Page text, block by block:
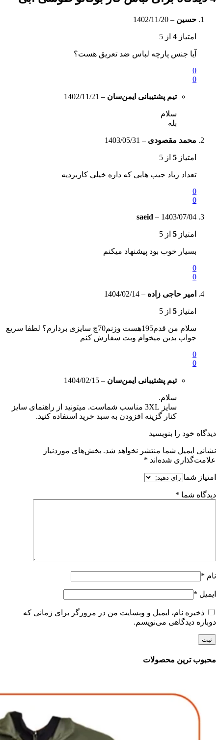
حسین –
1402/11/20
امتیاز 4 از 5
آیا جنس پارچه لباس ضد تعریق هست؟
0
0
تیم پشتیبانی ایمن‌سان –
1402/11/21
سلام
بله
محمد مقصودی –
1403/05/31
امتیاز 5 از 5
تعداد زیاد جیب هایی که داره خیلی کاربردیه
0
0
saeid – 1403/07/04
امتیاز 5 از 5
بسیار خوب بود پیشنهاد میکنم
0
0
امیر حاجی زاده –
1404/02/14
امتیاز 5 از 5
سلام من قدم195هست وزنم70چ سایزی بردارم؟ لطفا سریع
جواب بدین میخوام وبت سفارش کنم
0
0
تیم پشتیبانی ایمن‌سان –
1404/02/15
سلام.
سایز 3XL مناسب شماست. میتونید از راهنمای سایز
کنار گزینه افزودن به سبد خرید استفاده کنید.
دیدگاه خود را بنویسید
نشانی ایمیل شما منتشر نخواهد شد. بخش‌های موردنیاز
علامت‌گذاری شده‌اند *
امتیاز شما
دیدگاه شما *
نام *
ایمیل *
ذخیره نام، ایمیل و وبسایت من در مرورگر برای زمانی که
دوباره دیدگاهی می‌نویسم.
محبوب ترین محصولات